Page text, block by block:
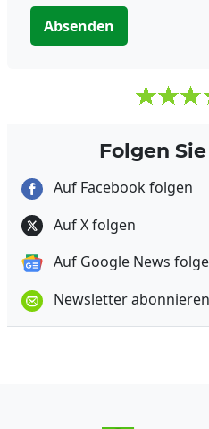
Absenden
Folgen
Auf Facebook folgen
Auf X folgen
Auf Google News
Newsletter abonnieren